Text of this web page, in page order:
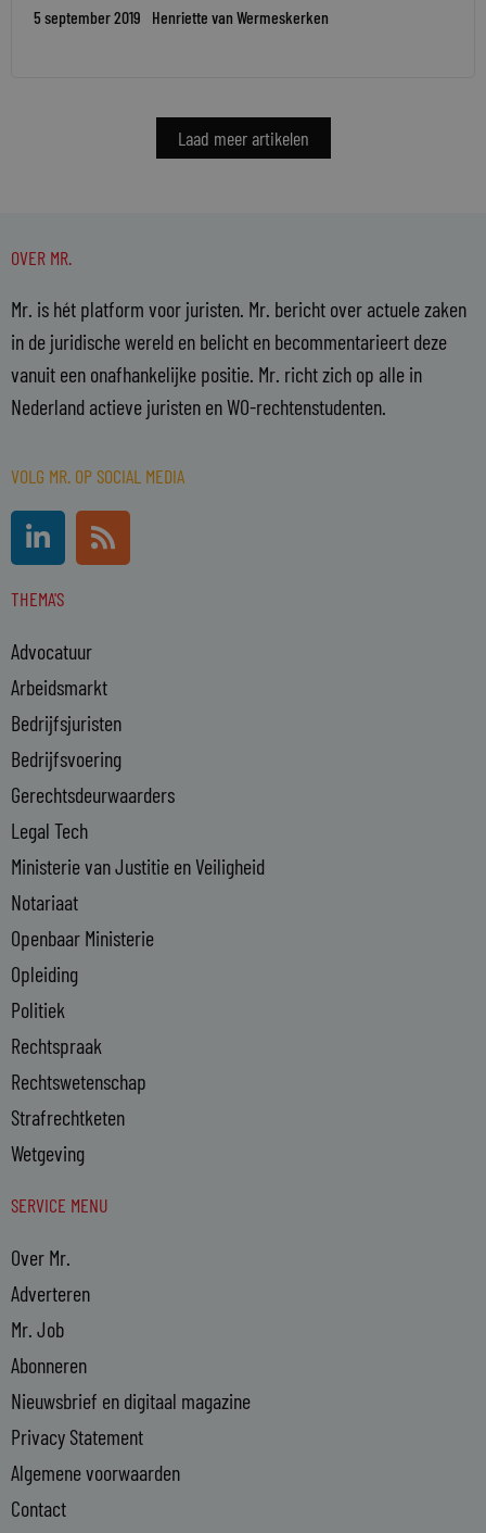
5 september 2019 Henriette van Wermeskerken
Laad meer artikelen
OVER MR.
Mr. is hét platform voor juristen. Mr. bericht over actuele zaken
in de juridische wereld en belicht en becommentarieert deze
vanuit een onafhankelijke positie. Mr. richt zich op alle in
Nederland actieve juristen en WO-rechtenstudenten.
VOLG MR. OP SOCIAL MEDIA
L
i
n
k
d
i
n
-
i
n
R
s
s
THEMA'S
Advocatuur
Arbeidsmarkt
Bedrijfsjuristen
Bedrijfsvoering
Gerechtsdeurwaarders
Legal Tech
Ministerie van Justitie en Veiligheid
Notariaat
Openbaar Ministerie
Opleiding
Politiek
Rechtspraak
Rechtswetenschap
Strafrechtketen
Wetgeving
SERVICE MENU
Over Mr.
Adverteren
Mr. Job
Abonneren
Nieuwsbrief en digitaal magazine
Privacy Statement
Algemene voorwaarden
Contact